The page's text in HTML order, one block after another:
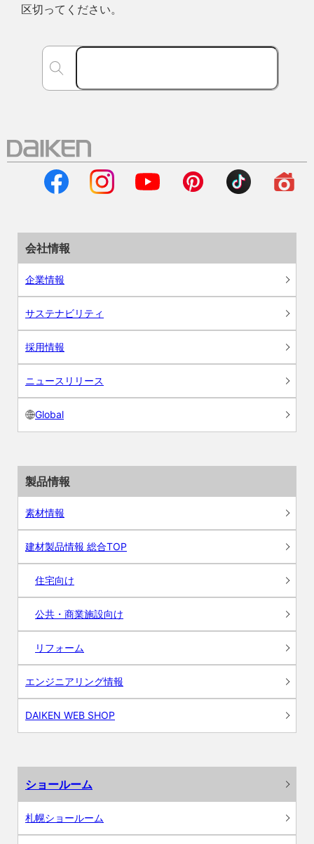
区切ってください。
会社情報
企業情報
サステナビリティ
採用情報
ニュースリリース
Global
製品情報
素材情報
建材製品情報 総合TOP
住宅向け
公共・商業施設向け
リフォーム
エンジニアリング情報
DAIKEN WEB SHOP
ショールーム
札幌ショールーム